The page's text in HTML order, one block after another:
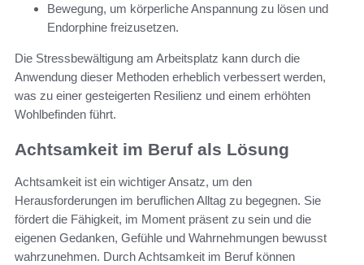
Bewegung, um körperliche Anspannung zu lösen und
Endorphine freizusetzen.
Die Stressbewältigung am Arbeitsplatz kann durch die
Anwendung dieser Methoden erheblich verbessert werden,
was zu einer gesteigerten Resilienz und einem erhöhten
Wohlbefinden führt.
Achtsamkeit im Beruf als Lösung
Achtsamkeit ist ein wichtiger Ansatz, um den
Herausforderungen im beruflichen Alltag zu begegnen. Sie
fördert die Fähigkeit, im Moment präsent zu sein und die
eigenen Gedanken, Gefühle und Wahrnehmungen bewusst
wahrzunehmen. Durch Achtsamkeit im Beruf können